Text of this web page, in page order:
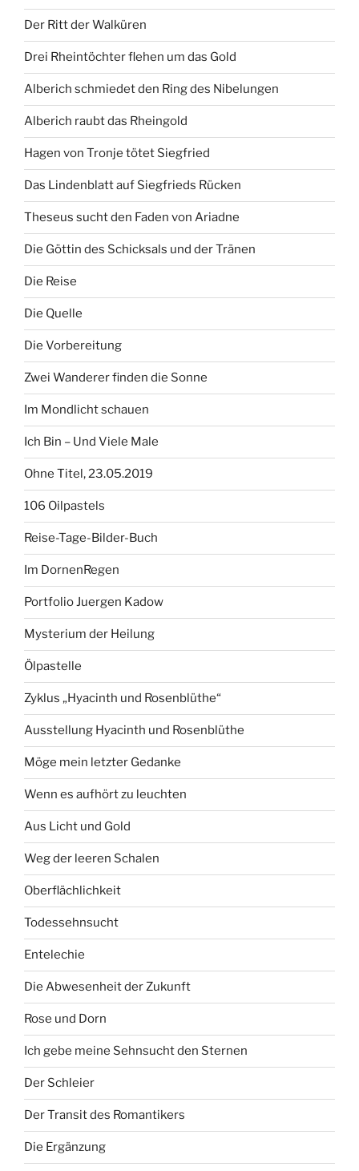
Der Ritt der Walküren
Drei Rheintöchter flehen um das Gold
Alberich schmiedet den Ring des Nibelungen
Alberich raubt das Rheingold
Hagen von Tronje tötet Siegfried
Das Lindenblatt auf Siegfrieds Rücken
Theseus sucht den Faden von Ariadne
Die Göttin des Schicksals und der Tränen
Die Reise
Die Quelle
Die Vorbereitung
Zwei Wanderer finden die Sonne
Im Mondlicht schauen
Ich Bin – Und Viele Male
Ohne Titel, 23.05.2019
106 Oilpastels
Reise-Tage-Bilder-Buch
Im DornenRegen
Portfolio Juergen Kadow
Mysterium der Heilung
Ölpastelle
Zyklus „Hyacinth und Rosenblüthe“
Ausstellung Hyacinth und Rosenblüthe
Möge mein letzter Gedanke
Wenn es aufhört zu leuchten
Aus Licht und Gold
Weg der leeren Schalen
Oberflächlichkeit
Todessehnsucht
Entelechie
Die Abwesenheit der Zukunft
Rose und Dorn
Ich gebe meine Sehnsucht den Sternen
Der Schleier
Der Transit des Romantikers
Die Ergänzung